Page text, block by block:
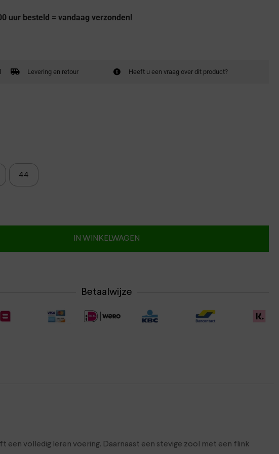
uur besteld = vandaag verzonden!
Levering en retour Heeft u een vraag over dit product?
44
IN WINKELWAGEN
Betaalwijze
een volledig leren voering. Daarnaast een stevige zool met een flink